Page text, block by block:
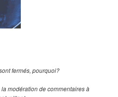
fermés, pourquoi?
modération de commentaires à